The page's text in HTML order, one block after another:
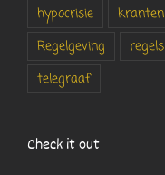
hypocrisie
kranten
Regelgeving
regels
telegraaf
Check it out